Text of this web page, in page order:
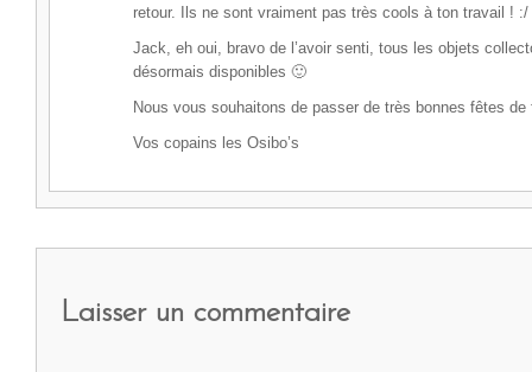
retour. Ils ne sont vraiment pas très cools à ton travail ! :/
Jack, eh oui, bravo de l’avoir senti, tous les objets
désormais disponibles 🙂
Nous vous souhaitons de passer de très bonnes fêtes de
Vos copains les Osibo’s
Laisser un commentaire